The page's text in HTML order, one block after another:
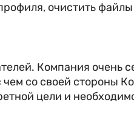
очистить
Компания очень
со своей стороны
цели и